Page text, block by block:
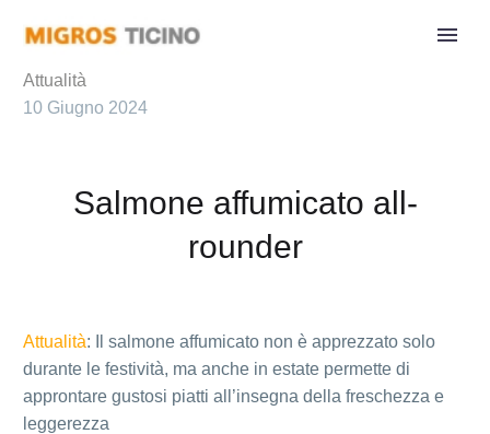
Attualità
10 Giugno 2024
Salmone affumicato all-
rounder
Attualità: Il salmone affumicato non è apprezzato solo
durante le festività, ma anche in estate permette di
approntare gustosi piatti all’insegna della freschezza e
leggerezza